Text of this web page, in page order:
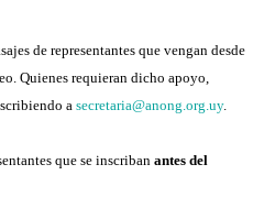
de representantes que vengan desde
Quienes requieran dicho apoyo,
a secretaria@anong.org.uy.
que se inscriban antes del